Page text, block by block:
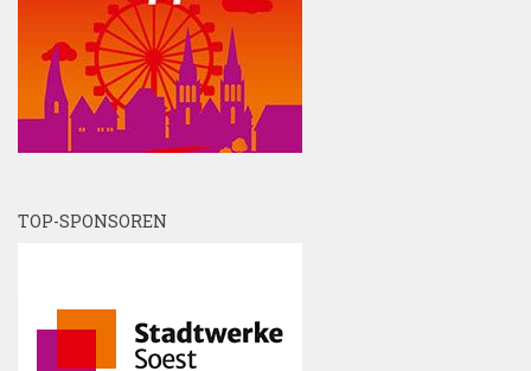
TOP-SPONSOREN